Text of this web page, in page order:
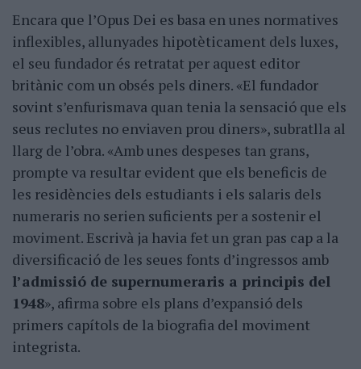
Encara que l’Opus Dei es basa en unes normatives
inflexibles, allunyades hipotèticament dels luxes,
el seu fundador és retratat per aquest editor
britànic com un obsés pels diners. «El fundador
sovint s’enfurismava quan tenia la sensació que els
seus reclutes no enviaven prou diners», subratlla al
llarg de l’obra. «Amb unes despeses tan grans,
prompte va resultar evident que els beneficis de
les residències dels estudiants i els salaris dels
numeraris no serien suficients per a sostenir el
moviment. Escrivà ja havia fet un gran pas cap a la
diversificació de les seues fonts d’ingressos amb
l’admissió de supernumeraris a principis del
1948», afirma sobre els plans d’expansió dels
primers capítols de la biografia del moviment
integrista.